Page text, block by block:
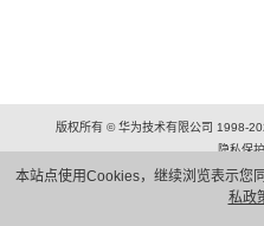
本站点使用Cookies，继续浏览表示您
私政
版权所有 © 华为技术有限公司 1998-
隐私保护